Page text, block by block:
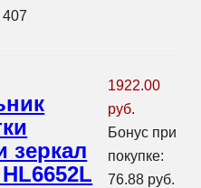
зеркал
1922.00
руб.
Бонус при
покупке:
76.88 руб.